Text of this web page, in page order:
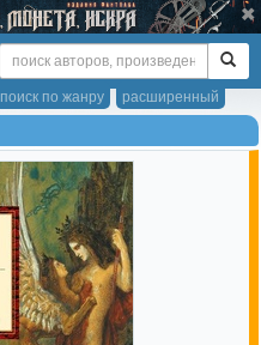
расширенный
поиск по жанру